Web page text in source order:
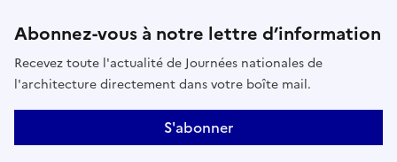
Abonnez-vous à notre lettre d’information
Recevez toute l'actualité de Journées nationales de
l'architecture directement dans votre boîte mail.
S'abonner